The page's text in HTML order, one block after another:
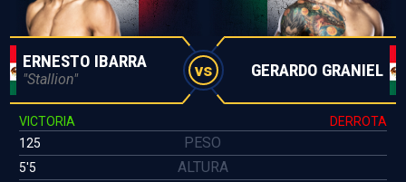
ERNESTO IBARRA
"Stallion" vs GERARDO GRANIEL
VICTORIA
DERROTA
125
PESO
5'5 ALTURA